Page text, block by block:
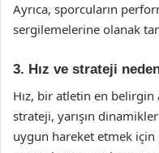
Ayrıca, sporcuların
sergilemelerine olanak
3. Hız ve strateji
Hız, bir atletin en
strateji, yarışın
uygun hareket etmek